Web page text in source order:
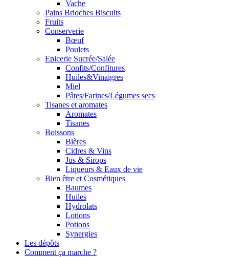
Vache
Pains Brioches Biscuits
Fruits
Conserverie
Bœuf
Poulets
Epicerie Sucrée/Salée
Confits/Confitures
Huiles&Vinaigres
Miel
Pâtes/Farines/Légumes secs
Tisanes et aromates
Aromates
Tisanes
Boissons
Bières
Cidres & Vins
Jus & Sirops
Liqueurs & Eaux de vie
Bien être et Cosmétiques
Baumes
Huiles
Hydrolats
Lotions
Potions
Synergies
Les dépôts
Comment ça marche ?